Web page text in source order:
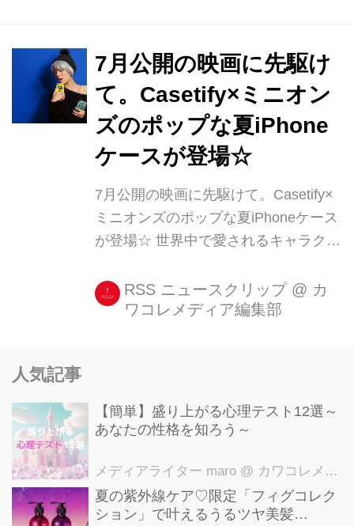
Kors(マイケル コース) [...]
7月公開の映画に先駆け
て。Casetify×ミニオン
ズのポップな夏iPhone
ケースが登場☆
7月公開の映画に先駆けて。Casetify×
ミニオンズのポップな夏iPhoneケース
が登場☆ 世界中で愛されるキャラクタ
ぐ公開されますね! そんな公開に合わ
せたミニオンズのiPhoneケースが、
RSS ニュースクリップ @ カ
ワコレメディア編集部
人気記事
【簡単】盛り上がる心理テスト12選～
あなたの性格を知ろう～
メディアライター maro @ カワコレメディア編集部
夏の紫外線ケア♡限定「フィグコレク
ション」で叶えるうるツヤ美髪